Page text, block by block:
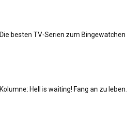
Die besten TV-Serien zum Bingewatchen
Kolumne: Hell is waiting! Fang an zu leben.